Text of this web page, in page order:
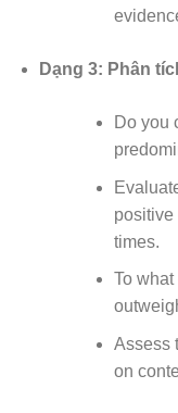
Dạng 3: Phân
Do you
positive
times.
To
Assess
on